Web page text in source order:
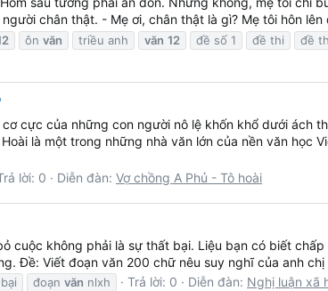
chân thật. - Mẹ ơi, chân thật là gì? Mẹ tôi hôn lên
ôn văn triều anh văn 12 đề số 1 đề thi đề
cực của những con người nô lệ khốn khổ dưới ách
là một trong những nhà văn lớn của nền văn học
lời: 0 Diễn đàn: Vợ chồng A Phủ - Tô hoài
cuộc không phải là sự thất bại. Liệu bạn có biết
Đề: Viết đoạn văn 200 chữ nêu suy nghĩ của anh chị
đoạn văn nlxh Trả lời: 0 Diễn đàn: Nghị luận xã